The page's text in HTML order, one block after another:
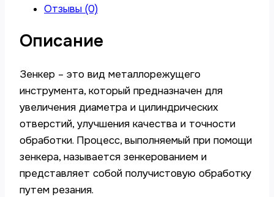
Отзывы (0)
Описание
Зенкер – это вид металлорежущего
инструмента, который предназначен для
увеличения диаметра и цилиндрических
отверстий, улучшения качества и точности
обработки. Процесс, выполняемый при помощи
зенкера, называется зенкерованием и
представляет собой получистовую обработку
путем резания.